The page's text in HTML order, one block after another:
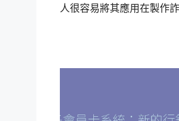
人很容易將其應用在製作